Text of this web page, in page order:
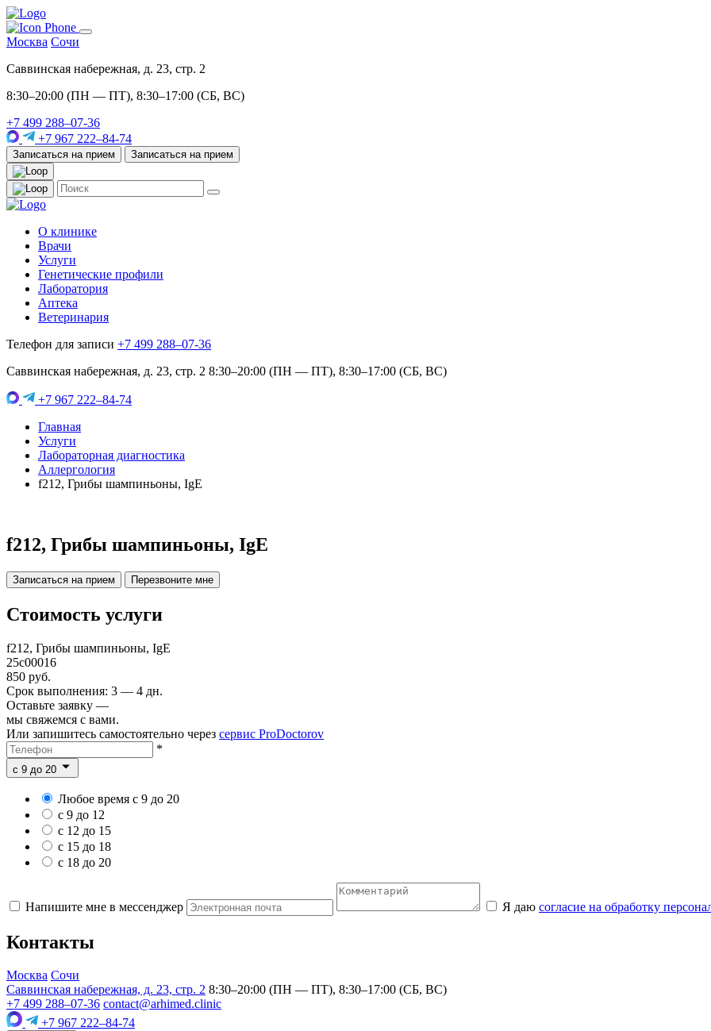
Москва Сочи
Саввинская набережная, д. 23, стр. 2
8:30–20:00 (ПН — ПТ), 8:30–17:00 (СБ, ВС)
+7 499 288–07-36
+7 967 222–84-74
Записаться на прием Записаться на прием
О клинике
Врачи
Услуги
Генетические профили
Лаборатория
Аптека
Ветеринария
Телефон для записи +7 499 288–07-36
Саввинская набережная, д. 23, стр. 2 8:30–20:00 (ПН — ПТ), 8:30–17:00 (СБ, ВС)
+7 967 222–84-74
Главная
Услуги
Лабораторная диагностика
Аллергология
f212, Грибы шампиньоны, IgE
f212, Грибы шампиньоны, IgE
Записаться на прием Перезвоните мне
Стоимость услуги
f212, Грибы шампиньоны, IgE
25c00016
850 руб.
Срок выполнения: 3 — 4 дн.
Оставьте заявку —
мы свяжемся с вами.
Или запишитесь самостоятельно через сервис ProDoctorov
*
c 9 до 20
Любое время с 9 до 20
с 9 до 12
с 12 до 15
с 15 до 18
с 18 до 20
Напишите мне в мессенджер Я даю согласие на обработку
Контакты
Москва Сочи
Саввинская набережная, д. 23, стр. 2 8:30–20:00 (ПН — ПТ), 8:30–17:00 (СБ, ВС)
+7 499 288–07-36 contact@arhimed.clinic
+7 967 222–84-74